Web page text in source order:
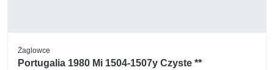
Żaglowce
Portugalia 1980 Mi 1504-1507y Czyste **